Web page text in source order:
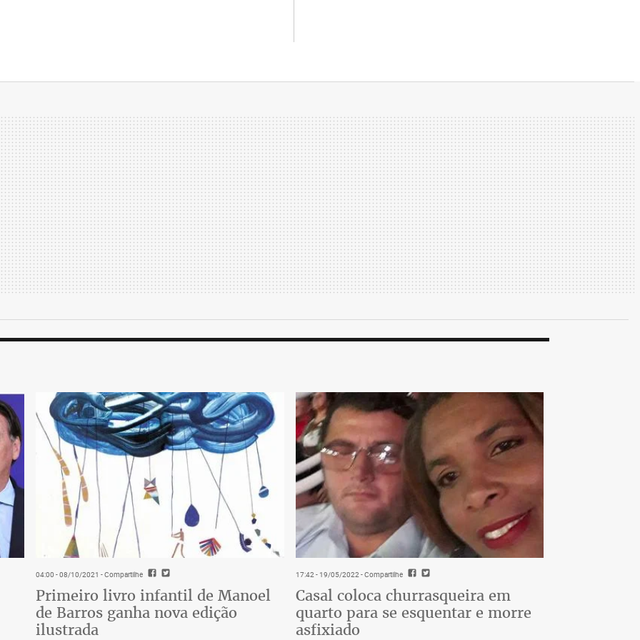
04:00 - 08/10/2021 - Compartilhe
Primeiro livro infantil de Manoel
de Barros ganha nova edição
ilustrada
17:42 - 19/05/2022- Compartilhe
Casal coloca churrasqueira em
quarto para se esquentar e morre
asfixiado